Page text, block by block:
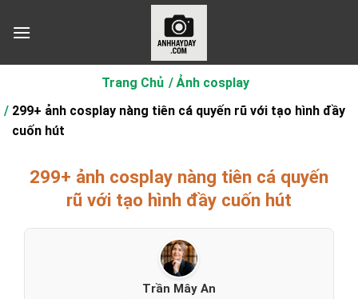
đến
dung
Trang Chủ
Ảnh cosplay
299+ ảnh cosplay nàng tiên cá quyến rũ với tạo hình đầy
cuốn hút
299+ ảnh cosplay nàng tiên cá quyến
rũ với tạo hình đầy cuốn hút
Trần Mây An